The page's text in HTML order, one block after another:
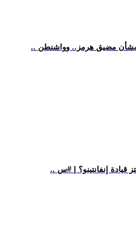
بشأن مضيق هرمز.. وواشنطن
قيادة إنفانتينو؟ | #س